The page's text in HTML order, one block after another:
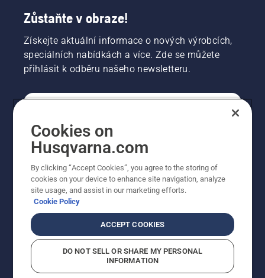
kmeni
znamená,
mazací
systém
funguje.
Zůstaňte v obraze!
Získejte aktuální informace o nových výrobcích,
speciálních nabídkách a více. Zde se můžete
přihlásit k odběru našeho newsletteru.
PROFESIONÁLNÍ
Cookies on
Husqvarna.com
By clicking “Accept Cookies”, you agree to the storing of
cookies on your device to enhance site navigation, analyze
site usage, and assist in our marketing efforts.
Cookie Policy
ACCEPT COOKIES
DO NOT SELL OR SHARE MY PERSONAL
INFORMATION